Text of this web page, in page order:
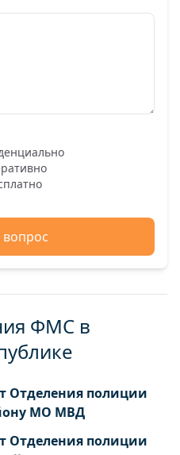
вопрос
ФМС в
Отделения полиции
МО МВД
Отделения полиции